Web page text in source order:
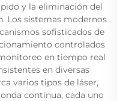
y la eliminación del
Los sistemas modernos
sofisticados de
controlados
en tiempo real
en diversas
varios tipos de láser,
continua, cada uno